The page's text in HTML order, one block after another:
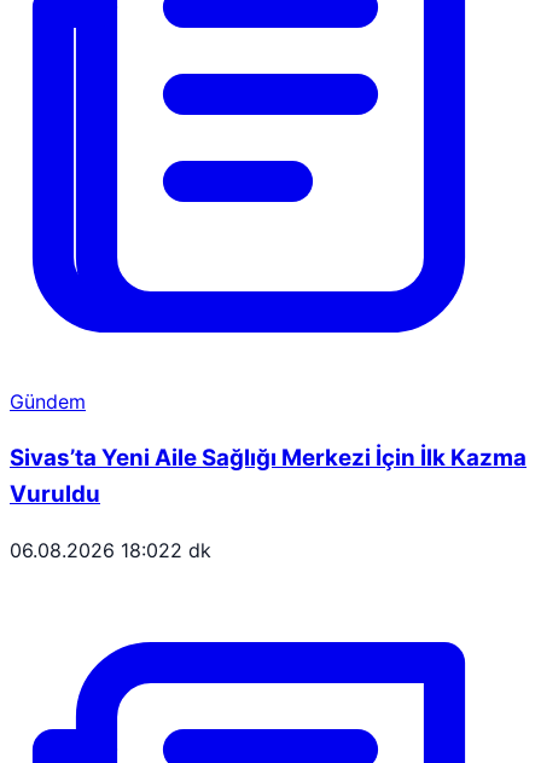
Gündem
Sivas’ta Yeni Aile Sağlığı Merkezi İçin İlk Kazma
Vuruldu
06.08.2026 18:022 dk